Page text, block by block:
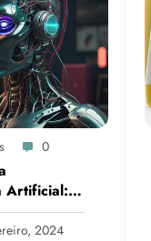
0
Artificial:
2024